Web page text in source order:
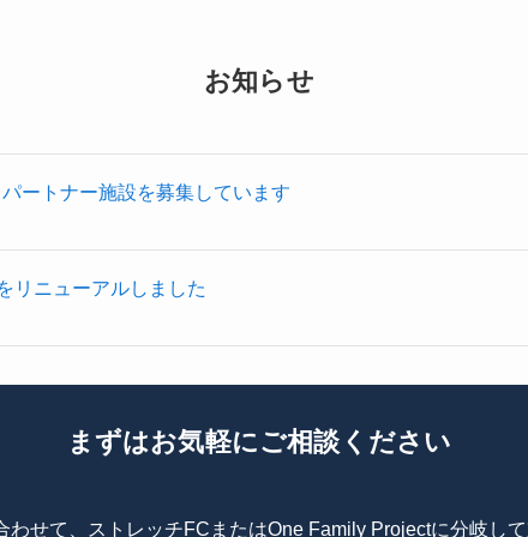
お知らせ
ートナー施設を募集しています
リニューアルしました
まずはお気軽にご相談ください
わせて、ストレッチFCまたはOne Family Projectに分岐して